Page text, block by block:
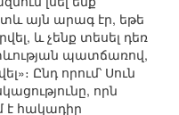
այն արագ էր, եթե
և չենք տեսել դեռ
պատճառով,
Ընդ որում՝ Սուն
որն
է հակադիր